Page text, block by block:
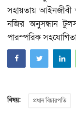
সহায়তায় আইনজীবী
নজির অনুসন্ধান
পারস্পরিক
বিষয়: প্রধান বিচারপতি